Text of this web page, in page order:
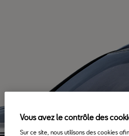
Vous avez le contrôle des
Sur ce site, nous utilisons des cookies